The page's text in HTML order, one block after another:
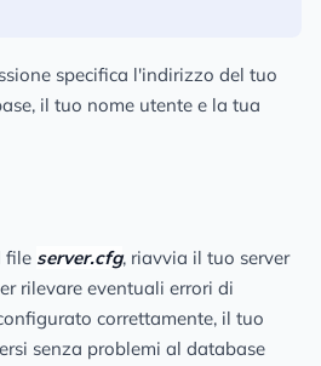
specifica l'indirizzo del tuo
il tuo nome utente e la tua
file server.cfg, riavvia il tuo server
rilevare eventuali errori di
correttamente, il tuo
senza problemi al database